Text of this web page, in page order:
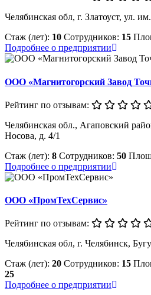
Челябинская обл, г. Златоуст, ул.
Стаж (лет): 10 Сотрудников: 15
Подробнее о предприятии
ООО «Магнитогорский Завод
Рейтинг по отзывам:
Челябинская обл., Агаповский
Носова, д. 4/1
Стаж (лет): 8 Сотрудников: 50
Подробнее о предприятии
ООО «ПромТехСервис»
Рейтинг по отзывам:
Челябинская обл, г. Челябинск,
Стаж (лет): 20 Сотрудников: 15
25
Подробнее о предприятии